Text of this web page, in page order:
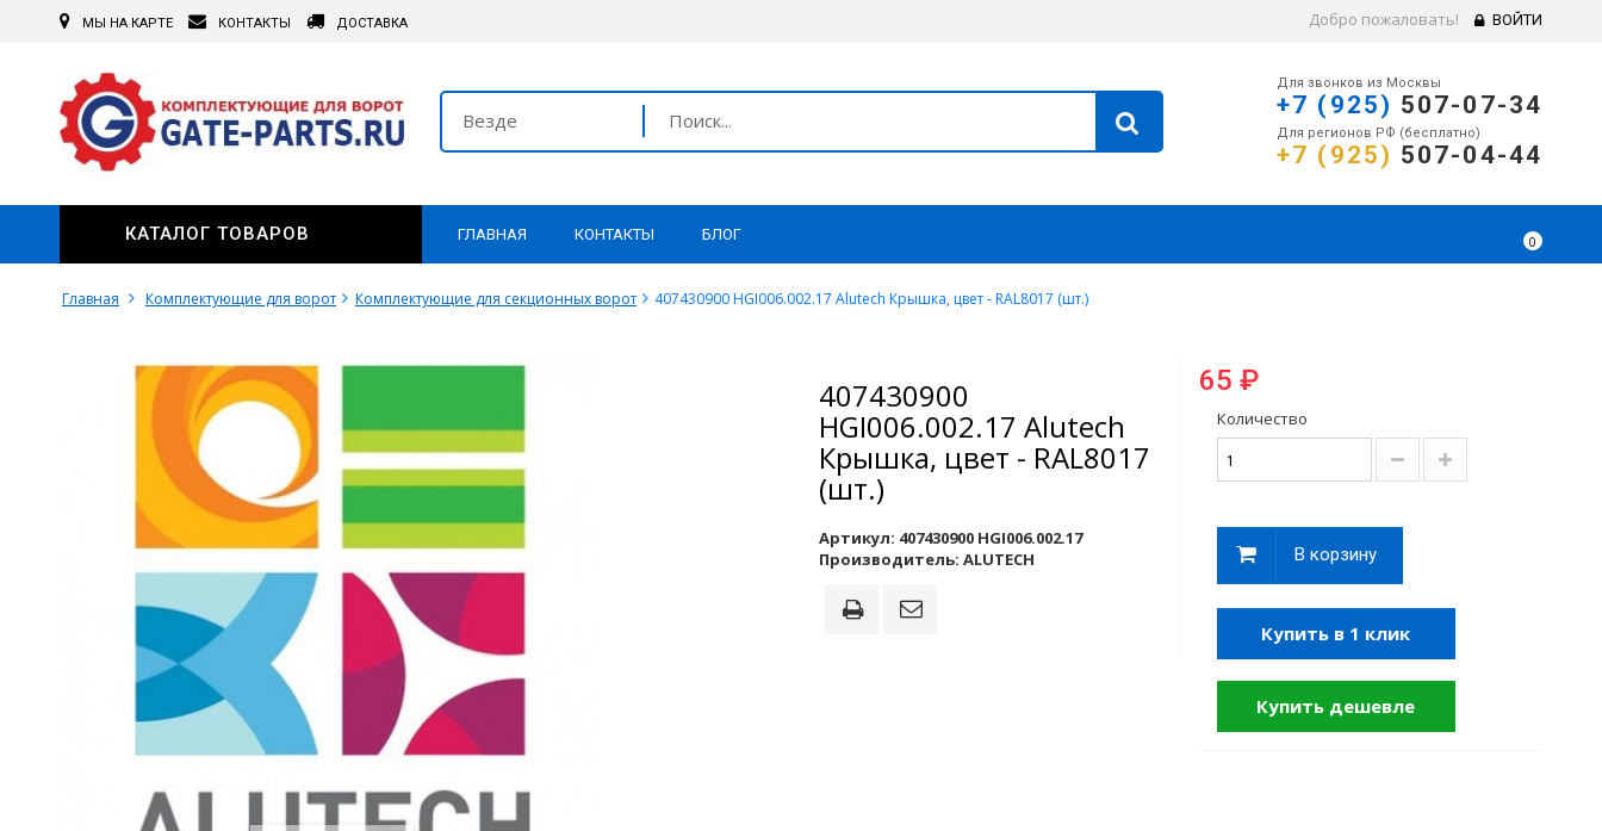
Добро пожаловать! ВОЙТИ
МЫ НА КАРТЕ КОНТАКТЫ ДОСТАВКА
Везде
Для звонков из Москвы
+7 (925) 507-07-34
Для регионов РФ (бесплатно)
+7 (925) 507-04-44
0
ГЛАВНАЯ КОНТАКТЫ БЛОГ
КАТАЛОГ ТОВАРОВ
Главная Комплектующие для ворот Комплектующие для секционных ворот 407430900 HGI006.002.17 Alutech Крышка, цвет - RAL8017 (шт.)
407430900
HGI006.002.17 Alutech
Крышка, цвет - RAL8017
(шт.)
Артикул: 407430900 HGI006.002.17
Производитель: ALUTECH
65 ₽
Количество
В корзину
Купить в 1 клик
Купить дешевле